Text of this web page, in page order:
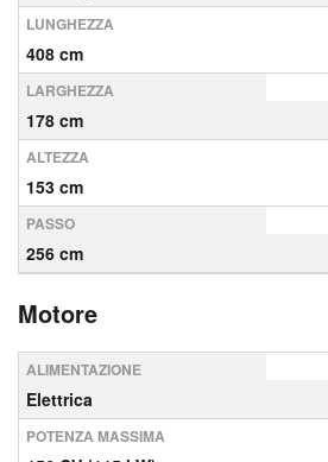
LUNGHEZZA
408 cm
LARGHEZZA
178 cm
ALTEZZA
153 cm
PASSO
256 cm
Motore
ALIMENTAZIONE
Elettrica
POTENZA MASSIMA